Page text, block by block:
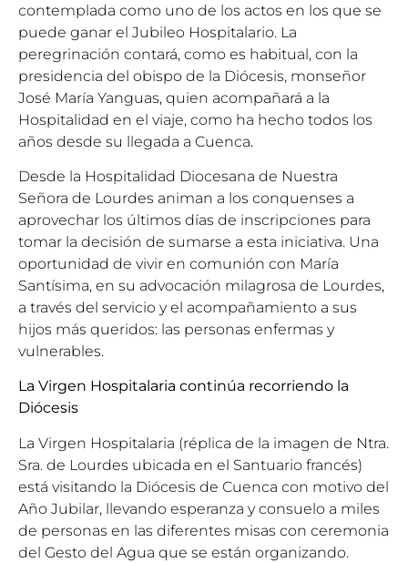
contemplada como uno de los actos en los que se
puede ganar el Jubileo Hospitalario. La
peregrinación contará, como es habitual, con la
presidencia del obispo de la Diócesis, monseñor
José María Yanguas, quien acompañará a la
Hospitalidad en el viaje, como ha hecho todos los
años desde su llegada a Cuenca.
Desde la Hospitalidad Diocesana de Nuestra
Señora de Lourdes animan a los conquenses a
aprovechar los últimos días de inscripciones para
tomar la decisión de sumarse a esta iniciativa. Una
oportunidad de vivir en comunión con María
Santísima, en su advocación milagrosa de Lourdes,
a través del servicio y el acompañamiento a sus
hijos más queridos: las personas enfermas y
vulnerables.
La Virgen Hospitalaria continúa recorriendo la
Diócesis
La Virgen Hospitalaria (réplica de la imagen de Ntra.
Sra. de Lourdes ubicada en el Santuario francés)
está visitando la Diócesis de Cuenca con motivo del
Año Jubilar, llevando esperanza y consuelo a miles
de personas en las diferentes misas con ceremonia
del Gesto del Agua que se están organizando.